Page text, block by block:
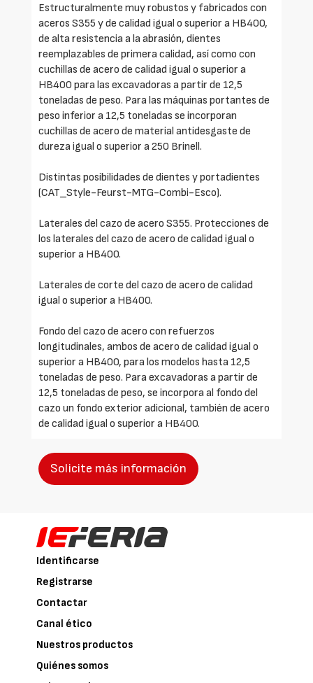
Estructuralmente muy robustos y fabricados con
aceros S355 y de calidad igual o superior a HB400,
de alta resistencia a la abrasión, dientes
reemplazables de primera calidad, así como con
cuchillas de acero de calidad igual o superior a
HB400 para las excavadoras a partir de 12,5
toneladas de peso. Para las máquinas portantes de
peso inferior a 12,5 toneladas se incorporan
cuchillas de acero de material antidesgaste de
dureza igual o superior a 250 Brinell.
Distintas posibilidades de dientes y portadientes
(CAT_Style-Feurst-MTG-Combi-Esco).
Laterales del cazo de acero S355. Protecciones de
los laterales del cazo de acero de calidad igual o
superior a HB400.
Laterales de corte del cazo de acero de calidad
igual o superior a HB400.
Fondo del cazo de acero con refuerzos
longitudinales, ambos de acero de calidad igual o
superior a HB400, para los modelos hasta 12,5
toneladas de peso. Para excavadoras a partir de
12,5 toneladas de peso, se incorpora al fondo del
cazo un fondo exterior adicional, también de acero
de calidad igual o superior a HB400.
Solicite más información
Identificarse
Registrarse
Contactar
Canal ético
Nuestros productos
Quiénes somos